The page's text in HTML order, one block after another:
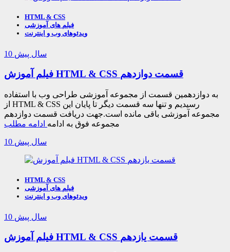
HTML & CSS
فیلم های آموزشی
ویدئوهای وب و اینترنت
10 سال پیش
فیلم آموزش HTML & CSS قسمت دوازدهم
به دوازدهمین قسمت از مجموعه آموزشی طراحی وب با استفاده
از HTML & CSS رسیدیم و تنها سه قسمت دیگر تا پایان این
مجموعه آموزشی باقی مانده است.جهت دریافت قسمت دوازدهم
مجموعه فوق به ادامه ادامه مطلب
10 سال پیش
HTML & CSS
فیلم های آموزشی
ویدئوهای وب و اینترنت
10 سال پیش
فیلم آموزش HTML & CSS قسمت یازدهم